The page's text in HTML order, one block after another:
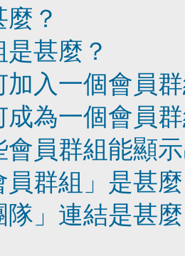
？
甚麼？
加入一個會員
成為一個會員
會員群組能顯
員群組」是甚
隊」連結是甚